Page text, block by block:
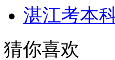
湛江考本
猜你喜欢